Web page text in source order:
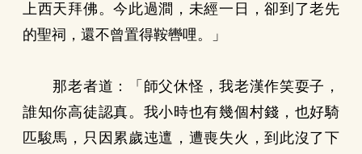
上西天拜佛。今此過澗，未經一日，卻到了老先
的聖祠，還不曾置得鞍轡哩。」
那老者道：「師父休怪，我老漢作笑耍子，
誰知你高徒認真。我小時也有幾個村錢，也好騎
匹駿馬，只因累歲迍邅，遭喪失火，到此沒了下